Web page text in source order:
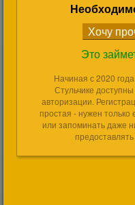
Это
Начиная с 2020
Стульчике
авторизации.
простая - нужен
или запоминать даже